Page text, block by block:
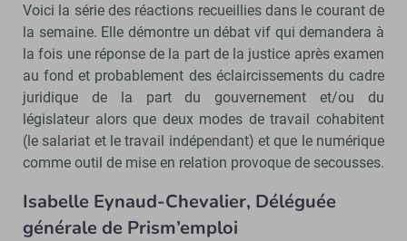
Voici la série des réactions recueillies dans le courant de
la semaine. Elle démontre un débat vif qui demandera à
la fois une réponse de la part de la justice après examen
au fond et probablement des éclaircissements du cadre
juridique de la part du gouvernement et/ou du
législateur alors que deux modes de travail cohabitent
(le salariat et le travail indépendant) et que le numérique
comme outil de mise en relation provoque de secousses.
Isabelle Eynaud-Chevalier, Déléguée
générale de Prism’emploi